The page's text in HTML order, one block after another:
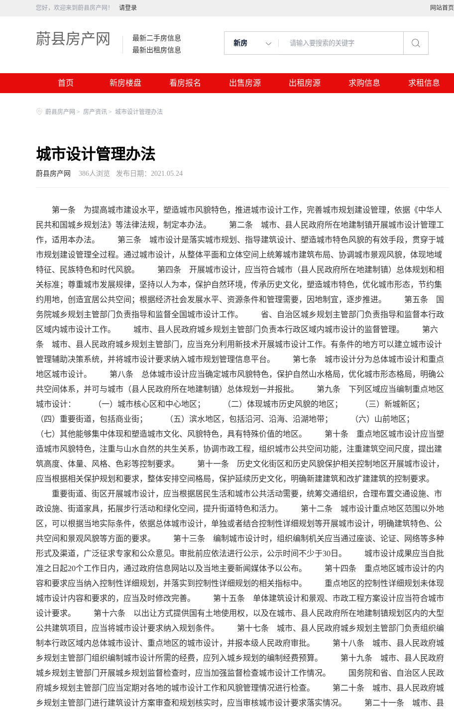
您好，欢迎来到蔚县房产网！ 请登录 网站首页
蔚县房产网
最新二手房信息
最新出租房信息
新房
首页 新房楼盘 看房报名 出售房源 出租房源 求购信息 求租信息
蔚县房产网 > 房产资讯 > 城市设计管理办法
城市设计管理办法
蔚县房产网 386人浏览 发布日期：2021.05.24
第一条 为提高城市建设水平，塑造城市风貌特色，推进城市设计工作，完善城市规划建设管理，依据《中华人
民共和国城乡规划法》等法律法规，制定本办法。 第二条 城市、县人民政府所在地建制镇开展城市设计管理工
作，适用本办法。 第三条 城市设计是落实城市规划、指导建筑设计、塑造城市特色风貌的有效手段，贯穿于城
市规划建设管理全过程。通过城市设计，从整体平面和立体空间上统筹城市建筑布局、协调城市景观风貌，体现地域
特征、民族特色和时代风貌。 第四条 开展城市设计，应当符合城市（县人民政府所在地建制镇）总体规划和相
关标准；尊重城市发展规律，坚持以人为本，保护自然环境，传承历史文化，塑造城市特色，优化城市形态，节约集
约用地，创造宜居公共空间；根据经济社会发展水平、资源条件和管理需要，因地制宜，逐步推进。 第五条 国
务院城乡规划主管部门负责指导和监督全国城市设计工作。 省、自治区城乡规划主管部门负责指导和监督本行政
区域内城市设计工作。 城市、县人民政府城乡规划主管部门负责本行政区域内城市设计的监督管理。 第六
条 城市、县人民政府城乡规划主管部门，应当充分利用新技术开展城市设计工作。有条件的地方可以建立城市设计
管理辅助决策系统，并将城市设计要求纳入城市规划管理信息平台。 第七条 城市设计分为总体城市设计和重点
地区城市设计。 第八条 总体城市设计应当确定城市风貌特色，保护自然山水格局，优化城市形态格局，明确公
共空间体系，并可与城市（县人民政府所在地建制镇）总体规划一并报批。 第九条 下列区域应当编制重点地区
城市设计： （一）城市核心区和中心地区； （二）体现城市历史风貌的地区； （三）新城新区；
（四）重要街道，包括商业街； （五）滨水地区，包括沿河、沿海、沿湖地带； （六）山前地区；
（七）其他能够集中体现和塑造城市文化、风貌特色，具有特殊价值的地区。 第十条 重点地区城市设计应当塑
造城市风貌特色，注重与山水自然的共生关系，协调市政工程，组织城市公共空间功能，注重建筑空间尺度，提出建
筑高度、体量、风格、色彩等控制要求。 第十一条 历史文化街区和历史风貌保护相关控制地区开展城市设计，
应当根据相关保护规划和要求，整体安排空间格局，保护延续历史文化，明确新建建筑和改扩建建筑的控制要求。
重要街道、街区开展城市设计，应当根据居民生活和城市公共活动需要，统筹交通组织，合理布置交通设施、市
政设施、街道家具，拓展步行活动和绿化空间，提升街道特色和活力。 第十二条 城市设计重点地区范围以外地
区，可以根据当地实际条件，依据总体城市设计，单独或者结合控制性详细规划等开展城市设计，明确建筑特色、公
共空间和景观风貌等方面的要求。 第十三条 编制城市设计时，组织编制机关应当通过座谈、论证、网络等多种
形式及渠道，广泛征求专家和公众意见。审批前应依法进行公示，公示时间不少于30日。 城市设计成果应当自批
准之日起20个工作日内，通过政府信息网站以及当地主要新闻媒体予以公布。 第十四条 重点地区城市设计的内
容和要求应当纳入控制性详细规划，并落实到控制性详细规划的相关指标中。 重点地区的控制性详细规划未体现
城市设计内容和要求的，应当及时修改完善。 第十五条 单体建筑设计和景观、市政工程方案设计应当符合城市
设计要求。 第十六条 以出让方式提供国有土地使用权，以及在城市、县人民政府所在地建制镇规划区内的大型
公共建筑项目，应当将城市设计要求纳入规划条件。 第十七条 城市、县人民政府城乡规划主管部门负责组织编
制本行政区域内总体城市设计、重点地区的城市设计，并报本级人民政府审批。 第十八条 城市、县人民政府城
乡规划主管部门组织编制城市设计所需的经费，应列入城乡规划的编制经费预算。 第十九条 城市、县人民政府
城乡规划主管部门开展城乡规划监督检查时，应当加强监督检查城市设计工作情况。 国务院和省、自治区人民政
府城乡规划主管部门应当定期对各地的城市设计工作和风貌管理情况进行检查。 第二十条 城市、县人民政府城
乡规划主管部门进行建筑设计方案审查和规划核实时，应当审核城市设计要求落实情况。 第二十一条 城市、县